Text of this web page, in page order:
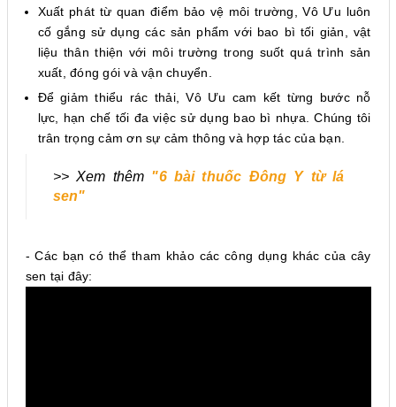
Xuất phát từ quan điểm bảo vệ môi trường, Vô Ưu luôn
cố gắng sử dụng các sản phẩm với bao bì tối giản, vật
liệu thân thiện với môi trường trong suốt quá trình sản
xuất, đóng gói và vận chuyển.
Để giảm thiểu rác thải, Vô Ưu cam kết từng bước nỗ
lực, hạn chế tối đa việc sử dụng bao bì nhựa. Chúng tôi
trân trọng cảm ơn sự cảm thông và hợp tác của bạn.
>> Xem thêm "6 bài thuốc Đông Y từ lá
sen"
- Các bạn có thể tham khảo các công dụng khác của cây
sen tại đây: